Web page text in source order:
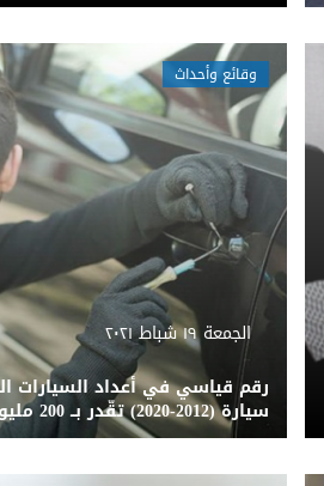
وقائع وأحداث
الجمعة ١٩ شباط ٢٠٢١
سيارة (2012-2020) تقّدر بــ 200 مليون دولار